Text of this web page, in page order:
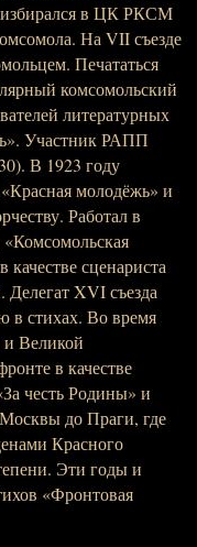
избирался в ЦК РКСМ
На VII съезде
Печататься
комсомольский
литературных
Участник РАПП
В 1923 году
молодёжь» и
Работал в
качестве сценариста
Делегат XVI съезда
в стихах. Во время
и Великой
в качестве
честь Родины» и
до Праги, где
Красного
Эти годы и
«Фронтовая